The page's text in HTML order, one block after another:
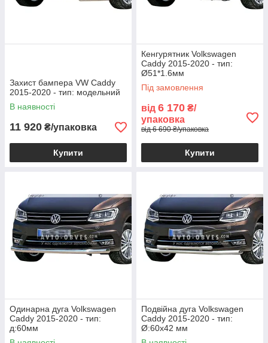
Захист бампера VW Caddy
2015-2020 - тип: модельний
В наявності
11 920 ₴/упаковка
Купити
Кенгурятник Volkswagen
Caddy 2015-2020 - тип:
Ø51*1.6мм
Під замовлення
від 6 170 ₴/
упаковка
від 6 690 ₴/упаковка
Купити
Одинарна дуга Volkswagen
Caddy 2015-2020 - тип:
д:60мм
Подвійна дуга Volkswagen
Caddy 2015-2020 - тип:
Ø:60х42 мм